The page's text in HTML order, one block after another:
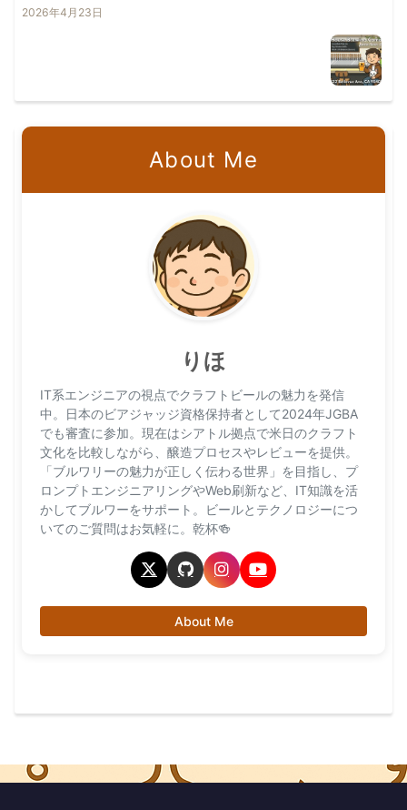
2026年4月23日
About Me
りほ
IT系エンジニアの視点でクラフトビールの魅力を発信
中。日本のビアジャッジ資格保持者として2024年JGBA
でも審査に参加。現在はシアトル拠点で米日のクラフト
文化を比較しながら、醸造プロセスやレビューを提供。
「ブルワリーの魅力が正しく伝わる世界」を目指し、プ
ロンプトエンジニアリングやWeb刷新など、IT知識を活
かしてブルワーをサポート。ビールとテクノロジーにつ
いてのご質問はお気軽に。乾杯🍻
About Me